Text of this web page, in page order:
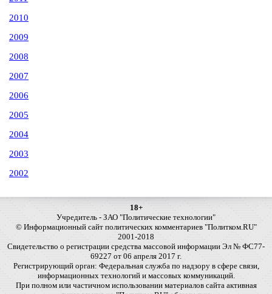
2010
2009
2008
2007
2006
2005
2004
2003
2002
18+
Учредитель - ЗАО "Политические технологии"
© Информационный сайт политических комментариев "Политком.RU"
2001-2018
Свидетельство о регистрации средства массовой информации Эл № ФС77-
69227 от 06 апреля 2017 г.
Регистрирующий орган: Федеральная служба по надзору в сфере связи,
информационных технологий и массовых коммуникаций.
При полном или частичном использовании материалов сайта активная